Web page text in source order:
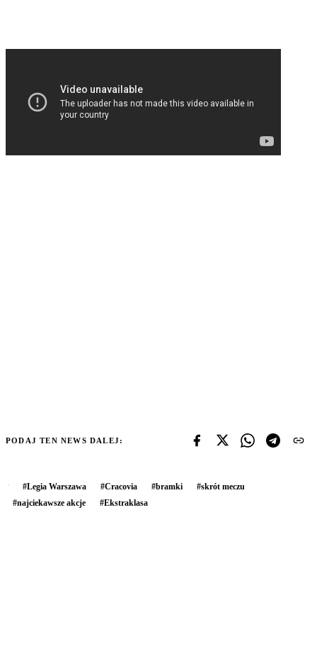
PODAJ TEN NEWS DALEJ:
#Legia Warszawa #Cracovia #bramki #skrót meczu
#najciekawsze akcje #Ekstraklasa